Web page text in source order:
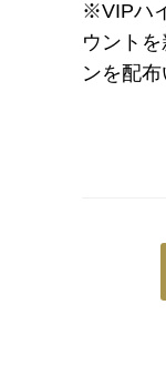
※VIPハ
ウント
ンを配布